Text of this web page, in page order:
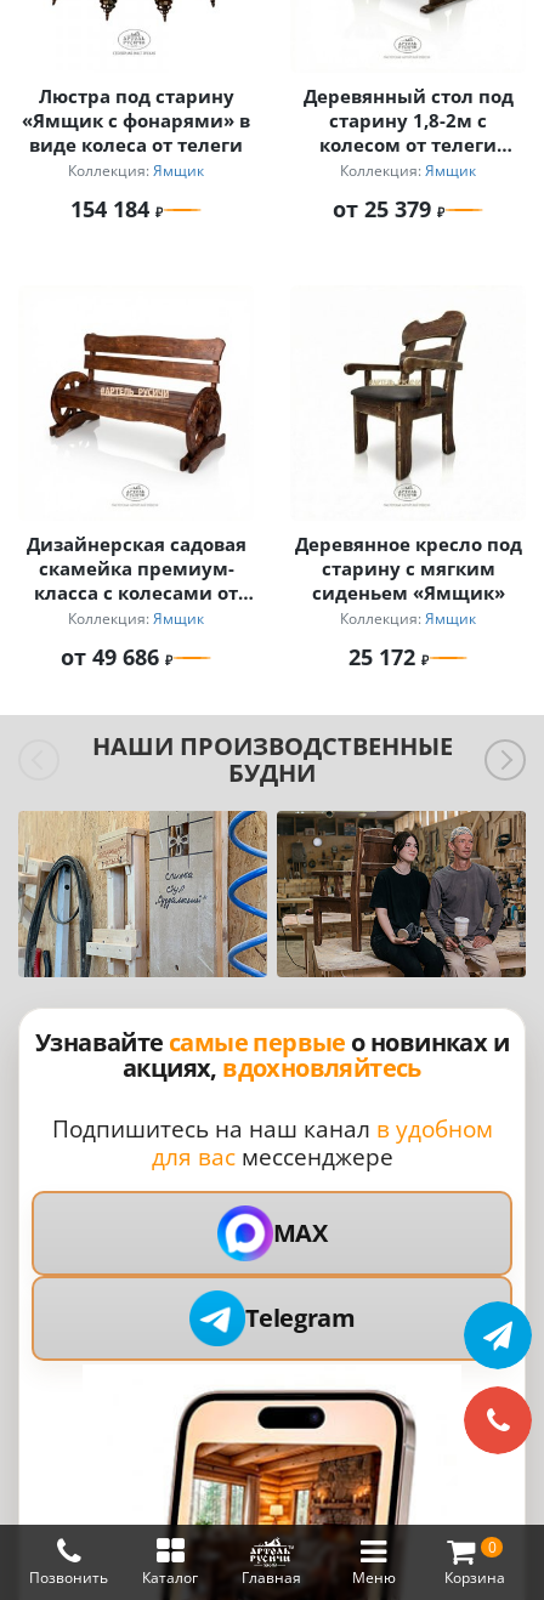
Меню
Позвонить Каталог Главная
0
Корзина
Люстра под старину
«Ямщик с фонарями» в
виде колеса от телеги
Коллекция: Ямщик
154 184
Деревянный стол под
старину 1,8-2м с
колесом от телеги
«Ямщик»
Коллекция: Ямщик
от 25 379
Дизайнерская садовая
скамейка премиум-
класса с колесами от
телеги «Ямщик»
Коллекция: Ямщик
от 49 686
Деревянное кресло под
старину с мягким
сиденьем «Ямщик»
Коллекция: Ямщик
25 172
НАШИ ПРОИЗВОДСТВЕННЫЕ
БУДНИ
Узнавайте самые первые о новинках и
акциях, вдохновляйтесь
Подпишитесь на наш канал в удобном
для васмессенджере
MAX
Telegram